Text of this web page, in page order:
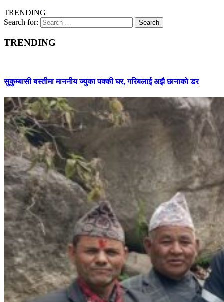
TRENDING
Search for:
TRENDING
सुकुम्बासी बस्तीमा माननीय ज्युका पक्की घर, गरिबलाई अझै छानाको डर